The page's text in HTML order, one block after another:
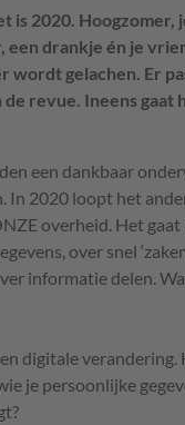
is 2020. Hoogzomer,
een drankje én je
wordt gelachen. Er
revue. Ineens gaat
een dankbaar
In 2020 loopt het
overheid. Het
over snel
informatie delen.
digitale verandering.
je persoonlijke